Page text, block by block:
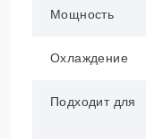
Мощность
Охлаждение
Подходит для